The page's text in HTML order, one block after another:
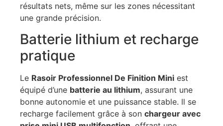
résultats nets, même sur les zones nécessitant
une grande précision.
Batterie lithium et recharge
pratique
Le Rasoir Professionnel De Finition Mini est
équipé d’une batterie au lithium, assurant une
bonne autonomie et une puissance stable. Il se
recharge facilement grâce à son chargeur avec